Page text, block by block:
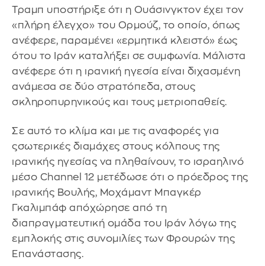
Τραμπ υποστήριξε ότι η Ουάσινγκτον έχει τον
«πλήρη έλεγχο» του Ορμούζ, το οποίο, όπως
ανέφερε, παραμένει «ερμητικά κλειστό» έως
ότου το Ιράν καταλήξει σε συμφωνία. Μάλιστα
ανέφερε ότι η ιρανική ηγεσία είναι διχασμένη
ανάμεσα σε δύο στρατόπεδα, στους
σκληροπυρηνικούς και τους μετριοπαθείς.
Σε αυτό το κλίμα και με τις αναφορές για
ςσωτερικές διαμάχες στους κόλπους της
ιρανικής ηγεσίας να πληθαίνουν, το ισραηλινό
μέσο Channel 12 μετέδωσε ότι ο πρόεδρος της
ιρανικής Βουλής, Μοχάμαντ Μπαγκέρ
Γκαλιμπάφ απόχώρησε από τη
διαπραγματευτική ομάδα του Ιράν λόγω της
εμπλοκής στις συνομιλίες των Φρουρών της
Επανάστασης.